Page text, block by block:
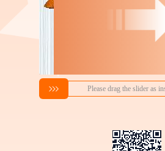
暂未找到兴趣商品，可以试
搜索喜欢的商